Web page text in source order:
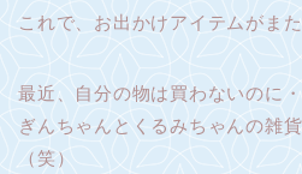
これで、お出かけアイテムがま
最近、自分の物は買わないのに・
ぎんちゃんとくるみちゃんの雑
（笑）